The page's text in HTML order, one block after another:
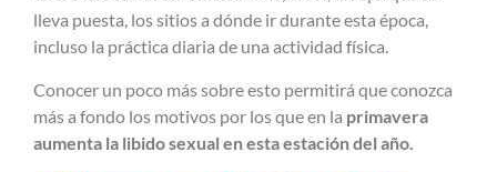
lleva puesta, los sitios a dónde ir durante esta época,
incluso la práctica diaria de una actividad física.
Conocer un poco más sobre esto permitirá que conozca
más a fondo los motivos por los que en la primavera
aumenta la libido sexual en esta estación del año.